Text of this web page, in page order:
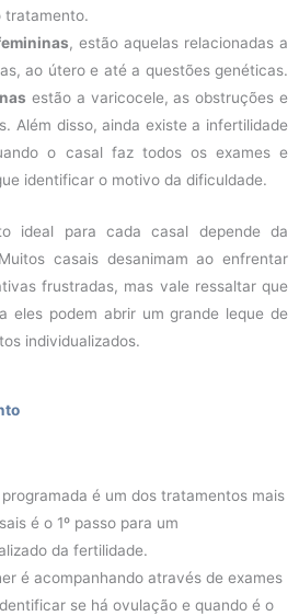
tratamento.
, estão aquelas relacionadas a
ao útero e até a questões genéticas.
estão a varicocele, as obstruções e
Além disso, ainda existe a infertilidade
o casal faz todos os exames e
identificar o motivo da dificuldade.
ideal para cada casal depende da
casais desanimam ao enfrentar
frustradas, mas vale ressaltar que
eles podem abrir um grande leque de
individualizados.
é um dos tratamentos mais
é o 1º passo para um
da fertilidade.
é acompanhando através de exames
se há ovulação e quando é o